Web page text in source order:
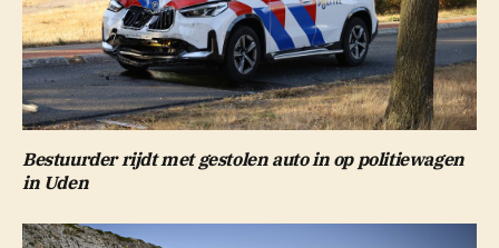
Bestuurder rijdt met gestolen auto in op politiewagen
in Uden